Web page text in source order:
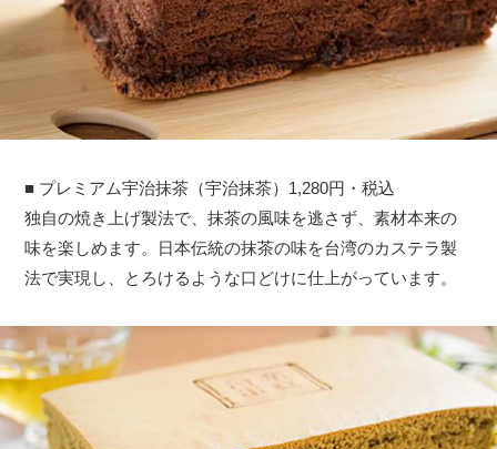
■ プレミアム宇治抹茶（宇治抹茶）1,280円・税込
独自の焼き上げ製法で、抹茶の風味を逃さず、素材本来の
味を楽しめます。日本伝統の抹茶の味を台湾のカステラ製
法で実現し、とろけるような口どけに仕上がっています。